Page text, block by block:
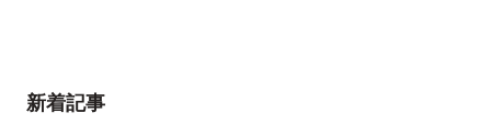
新着記事